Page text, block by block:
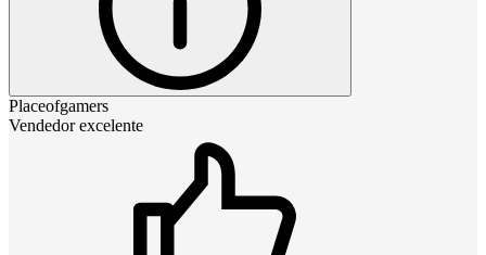
Placeofgamers
Vendedor excelente